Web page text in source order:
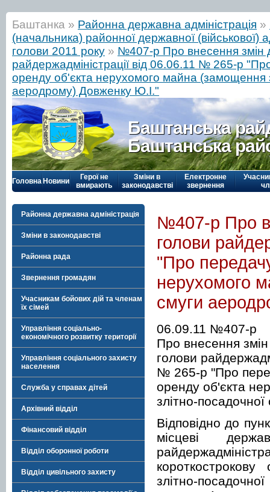
Баштанка » Районна державна адміністрація »
(начальника) районної державної (військової)
голови 2011 року » №407-р Про внесення змін
райдержадміністрації від 06.06.11 № 265-р
оренду об'єкта нерухомого майна (замощення
аеродрому) Довженку Ю.І."
Баштанська
Баштанська
Головна Новини
Герої не
вмирають
Зміни в
законодавстві
Електронне
звернення
Районна державна адміністрація
Зміни в законодавстві
Районна рада
Звернення громадян
Учасникам бойових дій та членам
їх сімей
Управління соціально-
економічного розвитку території
Управління соціального захисту
населення
Служба у справах дітей
Архівний відділ
Фінансовий відділ
Відділ оборонної роботи
Відділ цивільного захисту
№407-р Про
голови
"Про
нерухомого
смуги
06.09.11 №407-р
Про внесення
голови
№ 265-р "Про
оренду об'єкта
злітно-
Відповідно до
місцеві
злітно-